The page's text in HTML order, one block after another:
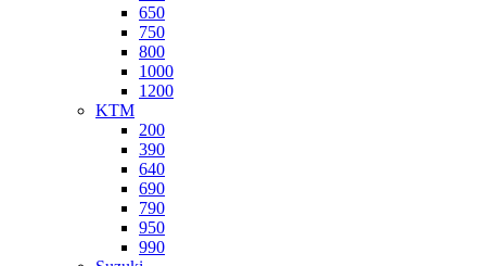
650
750
800
1000
1200
KTM
200
390
640
690
790
950
990